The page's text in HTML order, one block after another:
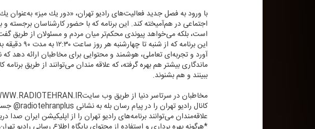
با ورود به فصل جدید فعالیت‌های رادیو تهران، «دور یك میز»
اجتماعی در هم‌آمیخته كند. این برنامه كه با حضور كارشناسان برجسته
است، بلكه می‌خواهد پیوندی محكم‌تر میان مردم و مسئولان از طریق
این
آورد و تجربه‌ای تعاملی، هوشمند و محتوایی برای مخاطبان ارائه دهد
ببینند و هم بشنوند.
مخاطبان در سرتاسر دنیا از طریق وب سایتWWW.RADIOTEHRAN.IR ضمن استفاده از پخش زنده شبكه، در جریان آخرین خبرهای رادیو تهران قرار بگیرید.
كانال رادیو تهران را در پیام رسان بله به نشانی radiotehranplus@ جستجو كنید.
علاقه‌مندان می‌توانند برنامه‌های رادیو تهران را از اپلیكیشن ایران صدا